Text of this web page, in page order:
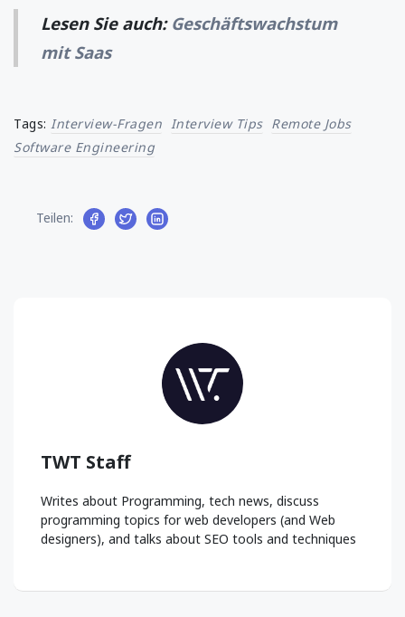
Lesen Sie auch: Geschäftswachstum
mit Saas
Tags: Interview-Fragen Interview Tips Remote Jobs
Software Engineering
Teilen:
TWT Staff
Writes about Programming, tech news, discuss
programming topics for web developers (and Web
designers), and talks about SEO tools and techniques